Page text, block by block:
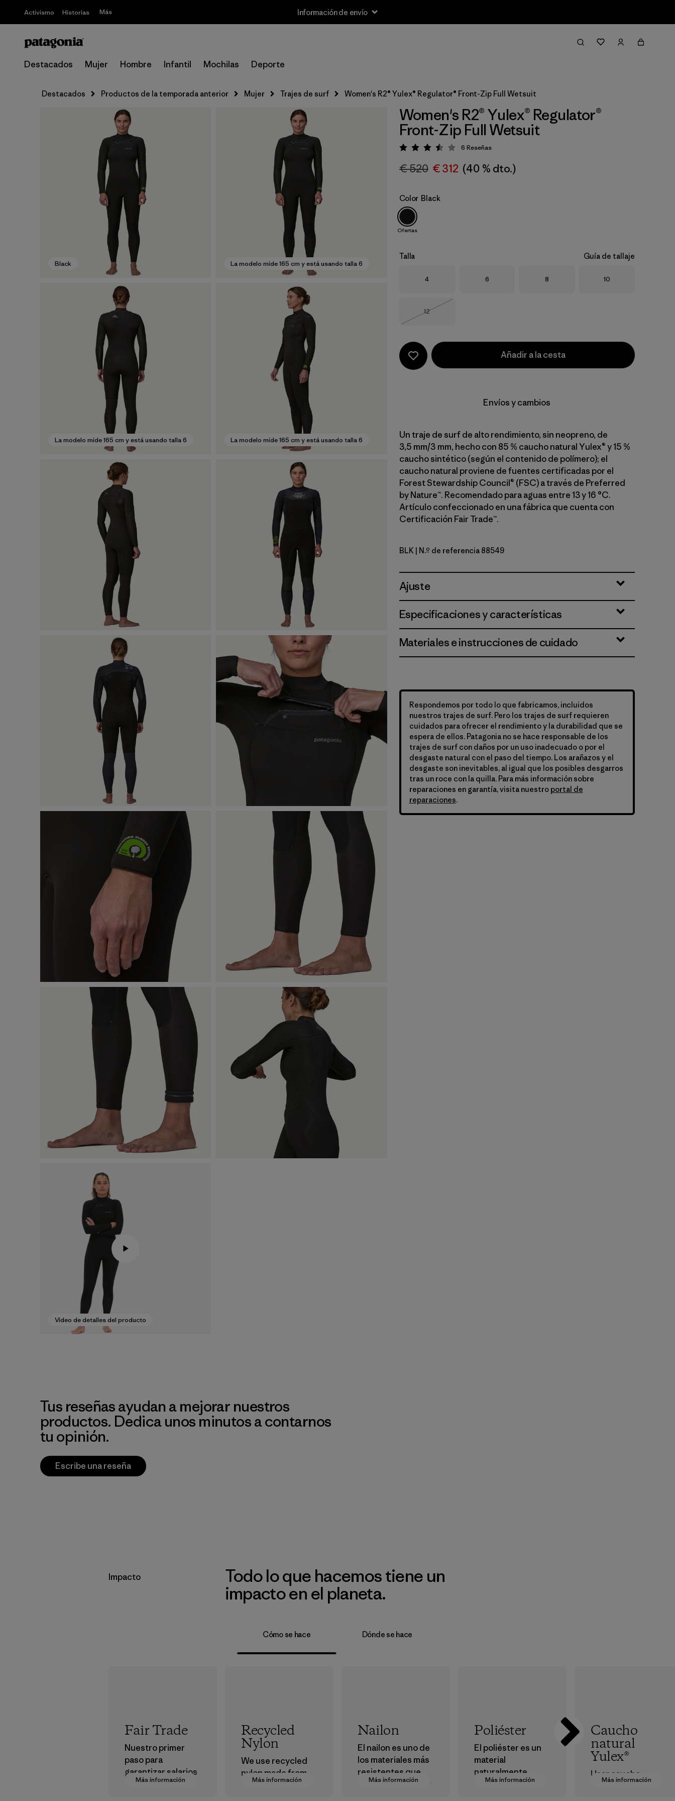
Activismo Historias Más Información de envío
Destacados Mujer Hombre Infantil Mochilas Deporte
Destacados Productos de la temporada anterior Mujer Trajes de surf Women's R2® Yulex® Regulator® Front-Zip Full Wetsuit
Black La modelo mide 165 cm y está usando talla 6
La modelo mide 165 cm y está usando talla 6 La modelo mide 165 cm y está usando talla 6
Vídeo de detalles del producto
Women's R2® Yulex® Regulator®
Front-Zip Full Wetsuit
Puntuación: 3.5 / 5
6 Reseñas
€ 520 € 312 (40 % dto.)
Color Black
Ofertas
Talla Guía de tallaje
Talla
4 Talla
6 Talla
8 Talla
10
Talla
12
Añadir a la cesta
Envíos y cambios
Un traje de surf de alto rendimiento, sin neopreno, de
3,5 mm/3 mm, hecho con 85 % caucho natural Yulex® y 15 %
caucho sintético (según el contenido de polímero); el
caucho natural proviene de fuentes certificadas por el
Forest Stewardship Council® (FSC) a través de Preferred
by Nature™. Recomendado para aguas entre 13 y 16 °C.
Artículo confeccionado en una fábrica que cuenta con
Certificación Fair Trade™.
Black
BLK | N.º de referencia 88549
Ajuste
Especificaciones y características
Materiales e instrucciones de cuidado
Respondemos por todo lo que fabricamos, incluidos
nuestros trajes de surf. Pero los trajes de surf requieren
cuidados para ofrecer el rendimiento y la durabilidad que se
espera de ellos. Patagonia no se hace responsable de los
trajes de surf con daños por un uso inadecuado o por el
desgaste natural con el paso del tiempo. Los arañazos y el
desgaste son inevitables, al igual que los posibles desgarros
tras un roce con la quilla. Para más información sobre
reparaciones en garantía, visita nuestro portal de
reparaciones.
Tus reseñas ayudan a mejorar nuestros
productos. Dedica unos minutos a contarnos
tu opinión.
Escribe una reseña
Impacto
Todo lo que hacemos tiene un
impacto en el planeta.
Cómo se hace Dónde se hace
Más información
Fair Trade
Nuestro primer
paso para
garantizar salarios
dignos en nuestra
Más información
Recycled
Nylon
We use recycled
nylon made from
postindustrial
Más información
Nailon
El nailon es uno de
los materiales más
resistentes que
usamos en nuestra
Más información
Poliéster
El poliéster es un
material
naturalmente
hidrófugo
Más información
Caucho
natural
Yulex®
Usar caucho